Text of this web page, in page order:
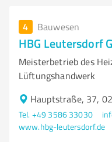
4 Bauwesen
HBG Leutersdorf
Meisterbetrieb des
Lüftungshandwerk
Hauptstraße, 37,
Tel. +49 3586 33030
www.hbg-leutersdorf.de